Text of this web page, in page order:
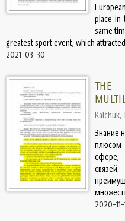
place in
same
greatest sport event, which
2021-03-30
Kalchuk,
Знание
плюсом
сфере,
2020-11-